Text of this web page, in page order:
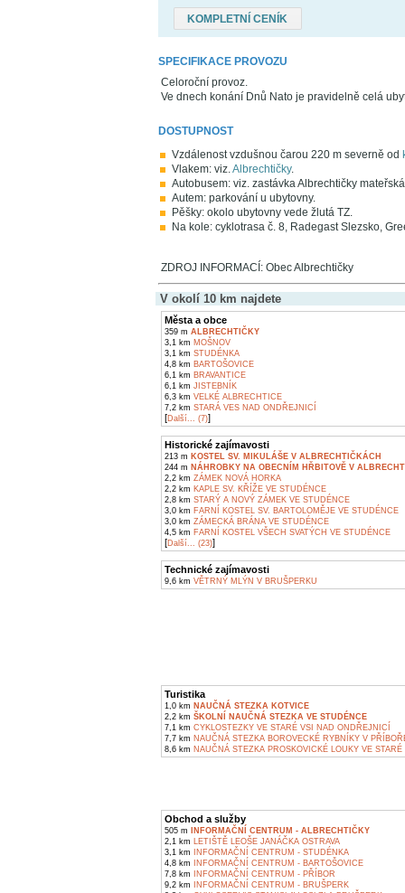
KOMPLETNÍ CENÍK
SPECIFIKACE PROVOZU
Celoroční provoz.
Ve dnech konání Dnů Nato je pravidelně celá
DOSTUPNOST
Vzdálenost vzdušnou čarou 220 m severně od
Vlakem: viz.Albrechtičky.
Autobusem: viz. zastávka Albrechtičky
Autem: parkování u ubytovny.
Pěšky: okolo ubytovny vede žlutá TZ.
Na kole: cyklotrasa č. 8, Radegast Slezsko,
ZDROJ INFORMACÍ: Obec Albrechtičky
V okolí 10 km najdete
Města a obce
359 m ALBRECHTIČKY
3,1 km MOŠNOV
3,1 km STUDÉNKA
4,8 km BARTOŠOVICE
6,1 km BRAVANTICE
6,1 km JISTEBNÍK
6,3 km VELKÉ ALBRECHTICE
7,2 km STARÁ VES NAD ONDŘEJNICÍ
[Další... (7)]
Historické zajímavosti
213 m KOSTEL SV. MIKULÁŠE V ALBRECHTIČKÁCH
244 m NÁHROBKY NA OBECNÍM HŘBITOVĚ V
2,2 km ZÁMEK NOVÁ HORKA
2,2 km KAPLE SV. KŘÍŽE VE STUDÉNCE
2,8 km STARÝ A NOVÝ ZÁMEK VE STUDÉNCE
3,0 km FARNÍ KOSTEL SV. BARTOLOMĚJE VE STUDÉNCE
3,0 km ZÁMECKÁ BRÁNA VE STUDÉNCE
4,5 km FARNÍ KOSTEL VŠECH SVATÝCH VE STUDÉNCE
[Další... (23)]
Technické zajímavosti
9,6 km VĚTRNÝ MLÝN V BRUŠPERKU
Turistika
1,0 km NAUČNÁ STEZKA KOTVICE
2,2 km ŠKOLNÍ NAUČNÁ STEZKA VE STUDÉNCE
7,1 km CYKLOSTEZKY VE STARÉ VSI NAD ONDŘEJNICÍ
7,7 km NAUČNÁ STEZKA BOROVECKÉ RYBNÍKY V
8,6 km NAUČNÁ STEZKA PROSKOVICKÉ LOUKY VE
Obchod a služby
505 m
INFORMAČNÍ CENTRUM - ALBRECHTIČKY
2,1 km LETIŠTĚ LEOŠE JANÁČKA OSTRAVA
3,1 km INFORMAČNÍ CENTRUM - STUDÉNKA
4,8 km INFORMAČNÍ CENTRUM - BARTOŠOVICE
7,8 km INFORMAČNÍ CENTRUM - PŘÍBOR
9,2 km INFORMAČNÍ CENTRUM - BRUŠPERK